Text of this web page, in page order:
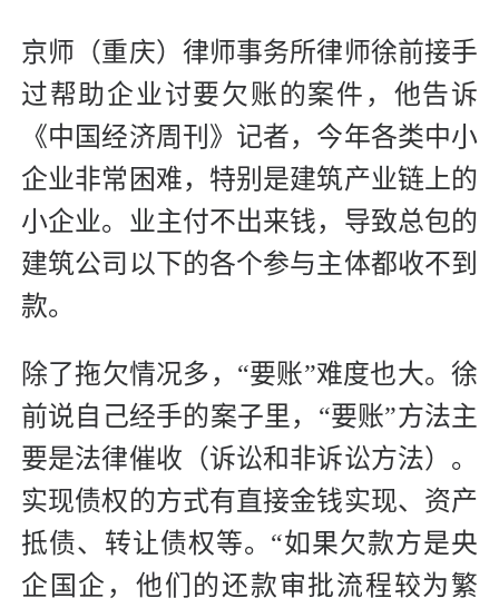
京师（重庆）律师事务所律师徐前接手
过帮助企业讨要欠账的案件，他告诉
《中国经济周刊》记者，今年各类中小
企业非常困难，特别是建筑产业链上的
小企业。业主付不出来钱，导致总包的
建筑公司以下的各个参与主体都收不到
款。
除了拖欠情况多，“要账”难度也大。徐
前说自己经手的案子里，“要账”方法主
要是法律催收（诉讼和非诉讼方法）。
实现债权的方式有直接金钱实现、资产
抵债、转让债权等。“如果欠款方是央
企国企，他们的还款审批流程较为繁